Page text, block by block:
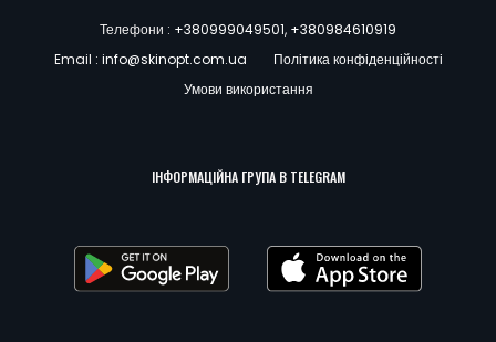
Телефони : +380999049501, +380984610919
Email : info@skinopt.com.ua
Політика конфіденційності
Умови використання
ІНФОРМАЦІЙНА ГРУПА В TELEGRAM